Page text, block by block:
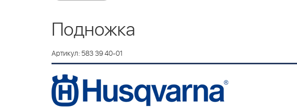
Подножка
Артикул: 583 39 40-01